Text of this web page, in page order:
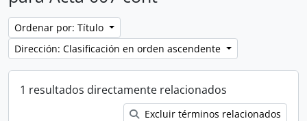
Ordenar por: Título
Dirección: Clasificación en orden ascendente
1 resultados directamente relacionados
Excluir términos relacionados